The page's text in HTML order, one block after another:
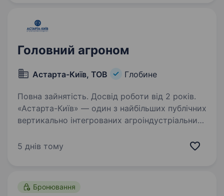
Головний агроном
Астарта-Київ, ТОВ Глобине
Повна зайнятість. Досвід роботи від 2 років.
«Астарта-Київ» — один з найбільших публічних
вертикально інтегрованих агроіндустріальних
З 2006 року акції компанії розміщені
5 днів тому
Бронювання